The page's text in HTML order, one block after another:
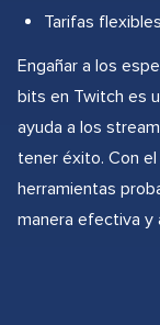
Tarifas
Engañar a los
bits en Twitch es
ayuda a los
tener éxito. Con
herramientas
manera efectiva y